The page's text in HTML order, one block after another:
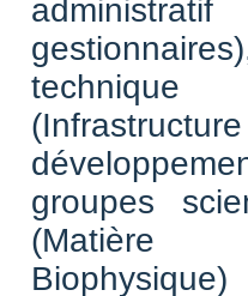
groupes